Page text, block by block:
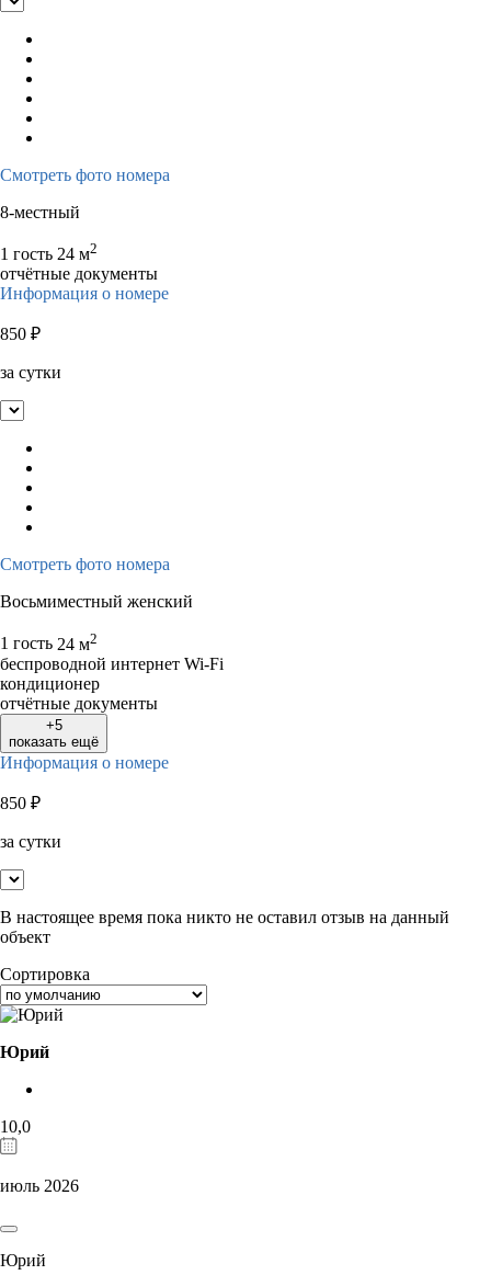
Смотреть фото номера
8-местный
1 гость 24 м2
отчётные документы
Информация о номере
850 ₽
за сутки
Смотреть фото номера
Восьмиместный женский
1 гость 24 м2
беспроводной интернет Wi-Fi
кондиционер
отчётные документы
+5
показать ещё
Информация о номере
850 ₽
за сутки
В настоящее время пока никто не оставил отзыв на данный
объект
Сортировка
Юрий
10,0
июль 2026
Юрий